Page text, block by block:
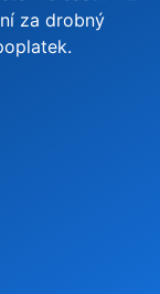
za drobný